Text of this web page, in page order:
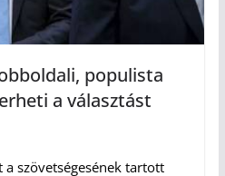
populista
a választást
szövetségesének tartott